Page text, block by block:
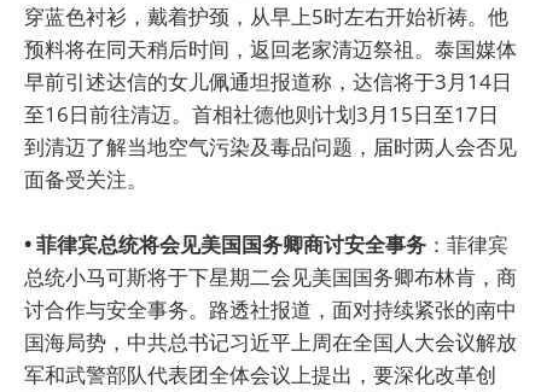
穿蓝色衬衫，戴着护颈，从早上5时左右开始祈祷。他
预料将在同天稍后时间，返回老家清迈祭祖。泰国媒体
早前引述达信的女儿佩通坦报道称，达信将于3月14日
至16日前往清迈。首相社德他则计划3月15日至17日
到清迈了解当地空气污染及毒品问题，届时两人会否见
面备受关注。
• 菲律宾总统将会见美国国务卿商讨安全事务 ：菲律宾
总统小马可斯将于下星期二会见美国国务卿布林肯，商
讨合作与安全事务。路透社报道，面对持续紧张的南中
国海局势，中共总书记习近平上周在全国人大会议解放
军和武警部队代表团全体会议上提出，要深化改革创